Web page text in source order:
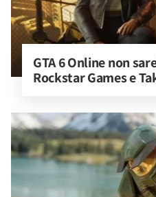
GTA 6 Online non
Rockstar Games e